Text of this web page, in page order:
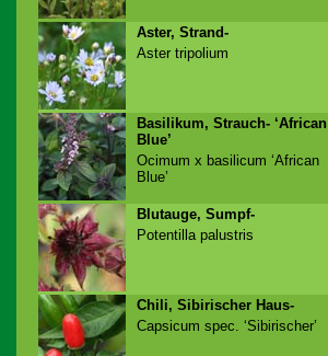
Aster, Strand-
Aster tripolium
Basilikum, Strauch- ‘African
Blue’
Ocimum x basilicum ‘African
Blue’
Blutauge, Sumpf-
Potentilla palustris
Chili, Sibirischer Haus-
Capsicum spec. ‘Sibirischer’